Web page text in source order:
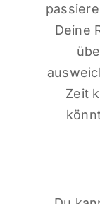
Deine
Zeit